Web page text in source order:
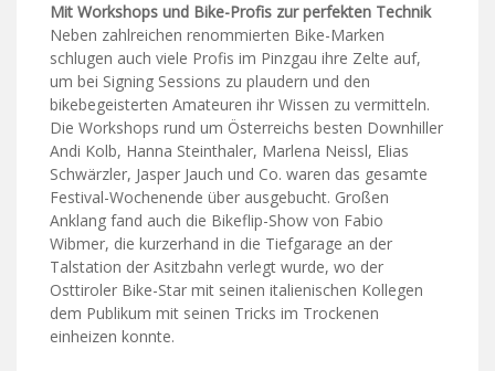
Mit Workshops und Bike-Profis zur perfekten Technik
Neben zahlreichen renommierten Bike-Marken
schlugen auch viele Profis im Pinzgau ihre Zelte auf,
um bei Signing Sessions zu plaudern und den
bikebegeisterten Amateuren ihr Wissen zu vermitteln.
Die Workshops rund um Österreichs besten Downhiller
Andi Kolb, Hanna Steinthaler, Marlena Neissl, Elias
Schwärzler, Jasper Jauch und Co. waren das gesamte
Festival-Wochenende über ausgebucht. Großen
Anklang fand auch die Bikeflip-Show von Fabio
Wibmer, die kurzerhand in die Tiefgarage an der
Talstation der Asitzbahn verlegt wurde, wo der
Osttiroler Bike-Star mit seinen italienischen Kollegen
dem Publikum mit seinen Tricks im Trockenen
einheizen konnte.